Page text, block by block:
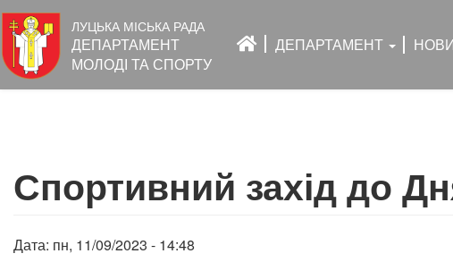
основного
вмісту
ЛУЦЬКА МІСЬКА РАДА
ДЕПАРТАМЕНТ
МОЛОДІ ТА СПОРТУ
навіґація
ДЕПАРТАМЕНТ
Спортивний захід до
Дата: пн, 11/09/2023 - 14:48